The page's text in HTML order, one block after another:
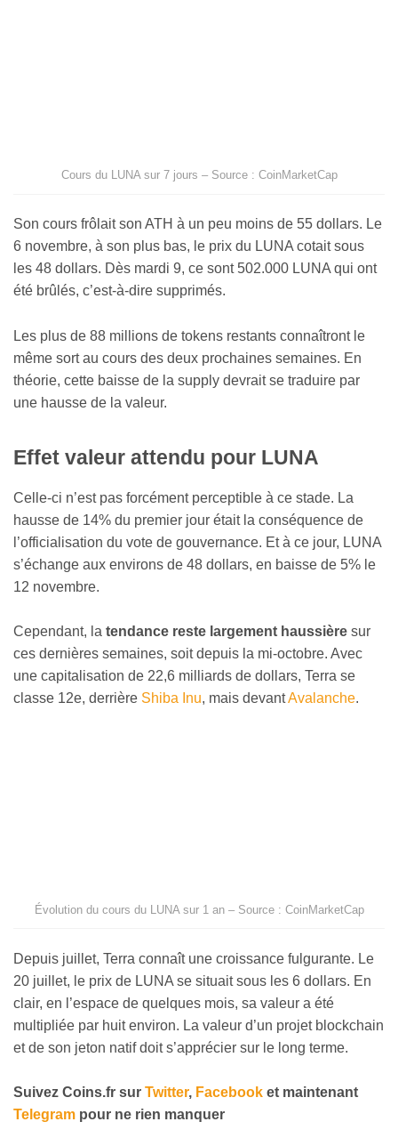
Cours du LUNA sur 7 jours – Source : CoinMarketCap
Son cours frôlait son ATH à un peu moins de 55 dollars. Le
6 novembre, à son plus bas, le prix du LUNA cotait sous
les 48 dollars. Dès mardi 9, ce sont 502.000 LUNA qui ont
été brûlés, c’est-à-dire supprimés.
Les plus de 88 millions de tokens restants connaîtront le
même sort au cours des deux prochaines semaines. En
théorie, cette baisse de la supply devrait se traduire par
une hausse de la valeur.
Effet valeur attendu pour LUNA
Celle-ci n’est pas forcément perceptible à ce stade. La
hausse de 14% du premier jour était la conséquence de
l’officialisation du vote de gouvernance. Et à ce jour, LUNA
s’échange aux environs de 48 dollars, en baisse de 5% le
12 novembre.
Cependant, la tendance reste largement haussière sur
ces dernières semaines, soit depuis la mi-octobre. Avec
une capitalisation de 22,6 milliards de dollars, Terra se
classe 12e, derrière Shiba Inu, mais devantAvalanche.
Évolution du cours du LUNA sur 1 an – Source : CoinMarketCap
Depuis juillet, Terra connaît une croissance fulgurante. Le
20 juillet, le prix de LUNA se situait sous les 6 dollars. En
clair, en l’espace de quelques mois, sa valeur a été
multipliée par huit environ. La valeur d’un projet blockchain
et de son jeton natif doit s’apprécier sur le long terme.
Suivez Coins.fr sur Twitter, Facebook et maintenant
Telegram pour ne rien manquer